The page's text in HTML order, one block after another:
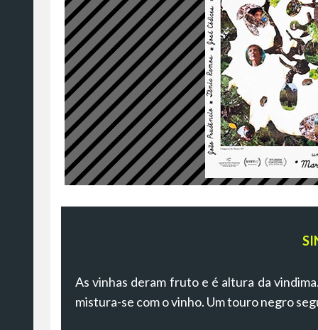
As vinhas deram fruto e é altura da
mistura-se com o vinho. Um touro negro